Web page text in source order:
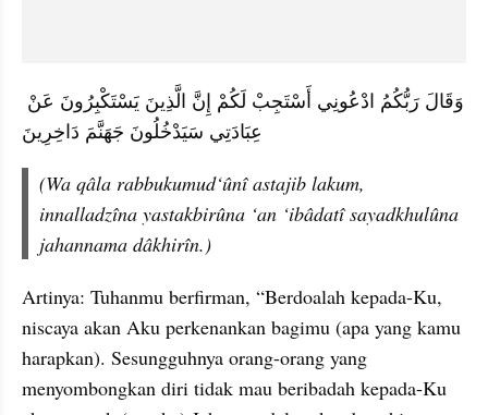
عِبَادَتِي سَيَدْخُلُونَ جَهَنَّمَ دَاخِرِينَ
(Wa qâla rabbukumud‘ûnî astajib lakum,
innalladzîna yastakbirûna ‘an ‘ibâdatî sayadkhulûna
jahannama dâkhirîn.)
Artinya: Tuhanmu berfirman, “Berdoalah kepada-Ku,
niscaya akan Aku perkenankan bagimu (apa yang kamu
harapkan). Sesungguhnya orang-orang yang
menyombongkan diri tidak mau beribadah kepada-Ku